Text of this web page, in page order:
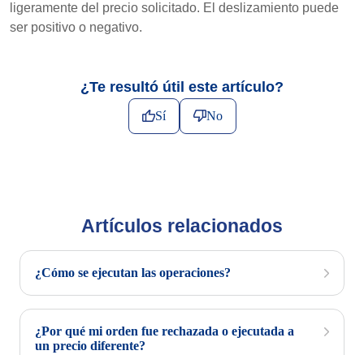
ligeramente del precio solicitado. El deslizamiento puede
ser positivo o negativo.
¿Te resultó útil este artículo?
Sí No
Artículos relacionados
¿Cómo se ejecutan las operaciones?
¿Por qué mi orden fue rechazada o ejecutada a
un precio diferente?